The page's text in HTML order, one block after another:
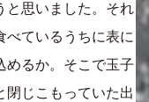
と思いました。それ
べているうちに表に
めるか。そこで玉子
閉じこもっていた出